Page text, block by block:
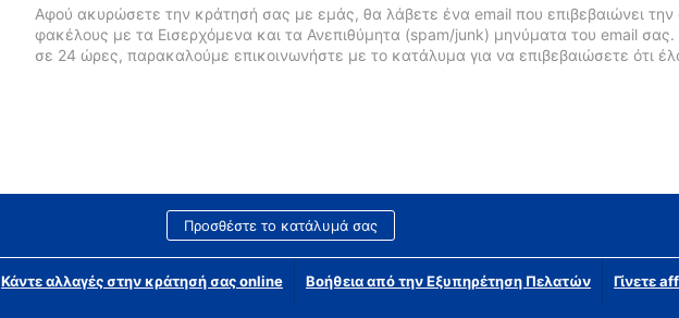
Αφού ακυρώσετε την κράτησή σας με εμάς, θα λάβετε ένα email που επιβεβαιώνει
φακέλους με τα Εισερχόμενα και τα Ανεπιθύμητα (spam/junk) μηνύματα του email
σε 24 ώρες, παρακαλούμε επικοινωνήστε με το κατάλυμα για να επιβεβαιώσετε ότι
Προσθέστε το κατάλυμά σας
Κάντε αλλαγές στην κράτησή σας online Βοήθεια από την Εξυπηρέτηση Πελατών Γίνετε